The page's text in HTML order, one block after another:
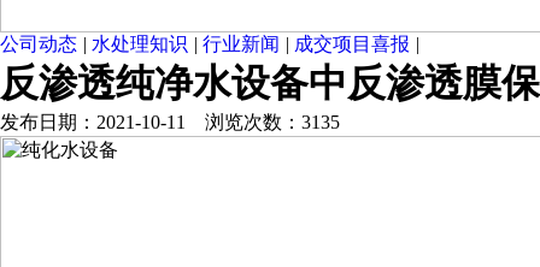
公司动态 | 水处理知识 | 行业新闻 | 成交项目喜报 |
反渗透纯净水设备中反渗透膜
发布日期：2021-10-11 浏览次数：3135